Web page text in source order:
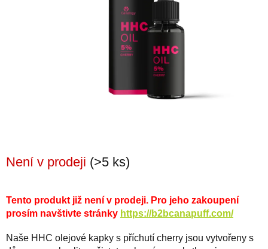
Není v prodeji (>5 ks)
Tento produkt již není v prodeji. Pro jeho zakoupení
prosím navštivte stránky https://b2bcanapuff.com/
Naše HHC olejové kapky s příchutí cherry jsou vytvořeny s